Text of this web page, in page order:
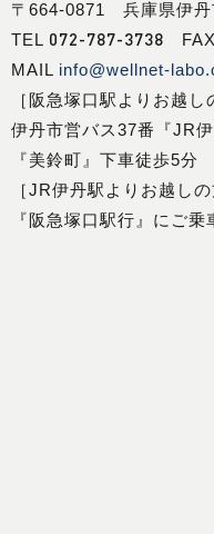
〒664-0871 兵庫県伊丹
TEL 072-787-3738 FAX
MAIL info@wellnet-
［阪急塚口駅よりお越し
伊丹市営バス37番『JR
『美鈴町』下車徒歩5分
［JR伊丹駅よりお越しの
『阪急塚口駅行』にご